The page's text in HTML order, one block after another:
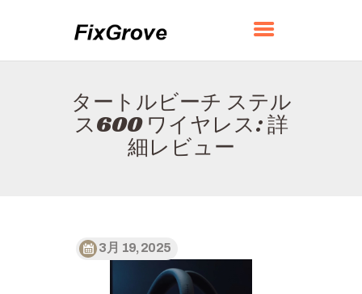
タートルビーチ ステル
ス600 ワイヤレス: 詳
細レビュー
FIXGROVE
ホーム
FIXGROVEについて
お問い合わせ
3月 19, 2025